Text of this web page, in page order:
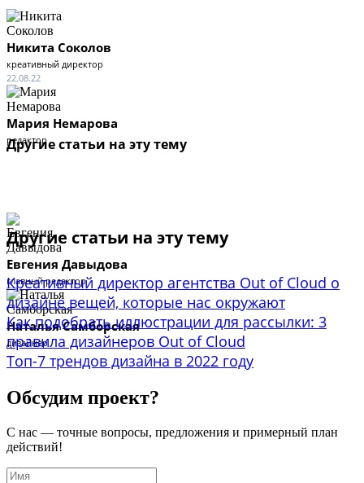
Никита Соколов
креативный директор
22.08.22
Мария Немарова
редактор
Евгения Давыдова
главный редактор
Наталья Самборская
дизайнер
Другие статьи на эту тему
Другие статьи на эту тему
Креативный директор агентства Out of Cloud о
дизайне вещей, которые нас окружают
Как подобрать иллюстрации для рассылки: 3
правила дизайнеров Out of Cloud
Топ-7 трендов дизайна в 2022 году
Обсудим проект?
С нас — точные вопросы, предложения и примерный план
действий!